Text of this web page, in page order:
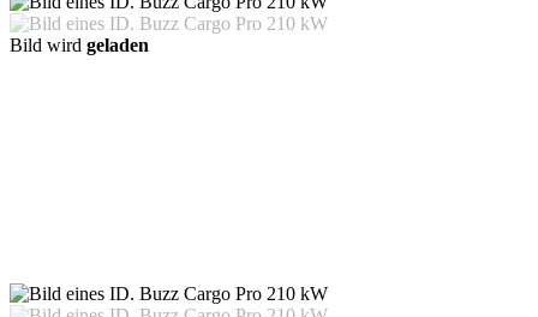
Bild wird geladen